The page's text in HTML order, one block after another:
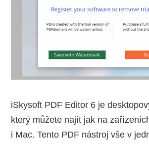
iSkysoft PDF Editor 6 je
který můžete najít jak na
i Mac. Tento PDF nástroj vše v